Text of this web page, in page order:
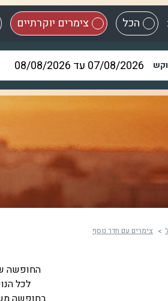
הכל צימרים יוקרתיים
צימרים עם חדר נוסף
החופשה
לכל